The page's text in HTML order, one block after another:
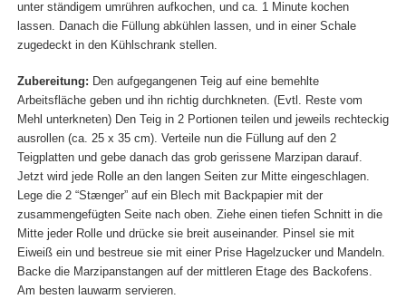
unter ständigem umrühren aufkochen, und ca. 1 Minute kochen
lassen. Danach die Füllung abkühlen lassen, und in einer Schale
zugedeckt in den Kühlschrank stellen.
Zubereitung: Den aufgegangenen Teig auf eine bemehlte
Arbeitsfläche geben und ihn richtig durchkneten. (Evtl. Reste vom
Mehl unterkneten) Den Teig in 2 Portionen teilen und jeweils rechteckig
ausrollen (ca. 25 x 35 cm). Verteile nun die Füllung auf den 2
Teigplatten und gebe danach das grob gerissene Marzipan darauf.
Jetzt wird jede Rolle an den langen Seiten zur Mitte eingeschlagen.
Lege die 2 “Stænger” auf ein Blech mit Backpapier mit der
zusammengefügten Seite nach oben. Ziehe einen tiefen Schnitt in die
Mitte jeder Rolle und drücke sie breit auseinander. Pinsel sie mit
Eiweiß ein und bestreue sie mit einer Prise Hagelzucker und Mandeln.
Backe die Marzipanstangen auf der mittleren Etage des Backofens.
Am besten lauwarm servieren.